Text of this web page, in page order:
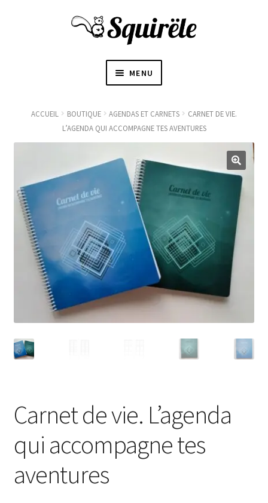
MENU
LE
SOUS-
MENU
〜BOUTIQUE〜
BLOGUE
CONTACT
ACCUEIL BOUTIQUE AGENDAS ET CARNETS
CARNET DE VIE.
L’AGENDA QUI ACCOMPAGNE TES AVENTURES
Carnet de vie. L’agenda
qui accompagne tes
aventures